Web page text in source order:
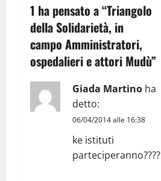
1 ha pensato a “Triangolo
della Solidarietà, in
campo Amministratori,
ospedalieri e attori Mudù”
Giada Martino ha
detto:
06/04/2014 alle 16:38
ke istituti
parteciperanno????